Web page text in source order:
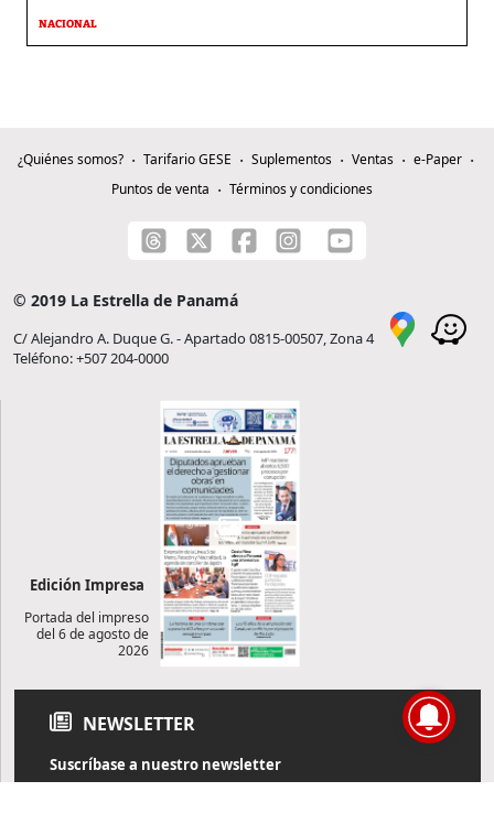
NACIONAL
¿Quiénes somos? Tarifario GESE Suplementos Ventas
e-Paper
Puntos de venta
Términos y condiciones
© 2019 La Estrella de Panamá
C/ Alejandro A. Duque G. - Apartado 0815-00507, Zona 4
Teléfono: +507 204-0000
Edición Impresa
Portada del impreso
del 6 de agosto de
2026
NEWSLETTER
Suscríbase a nuestro newsletter
Reciba diariamente información de actualidad directamente en